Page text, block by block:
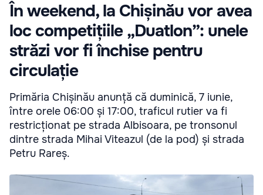
În weekend, la Chișinău vor avea
loc competițiile „Duatlon”: unele
străzi vor fi închise pentru
circulație
Primăria Chișinău anunță că duminică, 7 iunie,
între orele 06:00 și 17:00, traficul rutier va fi
restricționat pe strada Albisoara, pe tronsonul
dintre strada Mihai Viteazul (de la pod) și strada
Petru Rareș.